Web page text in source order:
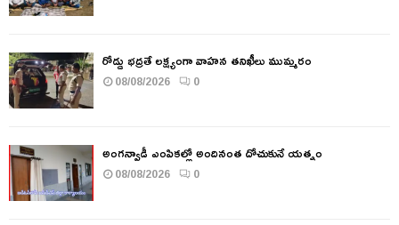
రోడ్డు భద్రతే లక్ష్యంగా వాహన తనిఖీలు ముమ్మరం
08/08/2026 0
అంగన్వాడీ ఎంపికల్లో అందినంత దోచుకునే యత్నం
08/08/2026 0